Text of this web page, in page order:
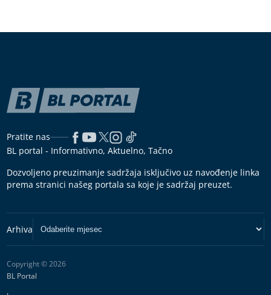
Pratite nas
BL portal - Informativno, Aktuelno, Tačno
Dozvoljeno preuzimanje sadržaja isključivo uz navođenje linka
prema stranici našeg portala sa koje je sadržaj preuzet.
Copyright © 2026
BL Portal